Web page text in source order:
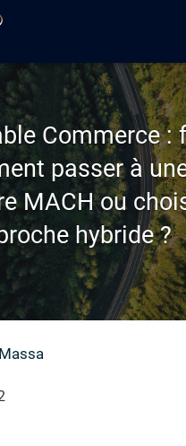
Commerce :
passer à
MACH ou
hybride ?